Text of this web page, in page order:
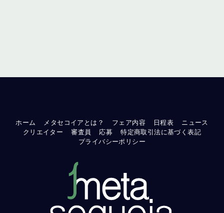
ホーム メタセコイアとは？ フェア内容 日程表
ニュース
クリエイター
審査員 応募
特定商取引法に基づく表記
プライバシーポリシー